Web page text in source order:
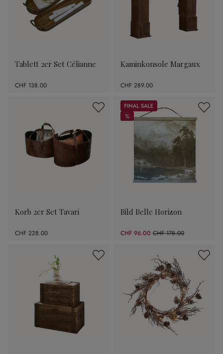
Tablett 2er Set Célianne
CHF 138.00
Kaminkonsole Margaux
CHF 289.00
Korb 2er Set Tavari
CHF 228.00
Sale
%
%
Bild Belle Horizon
CHF 96.00 CHF 178.00
(46.07% gespart)